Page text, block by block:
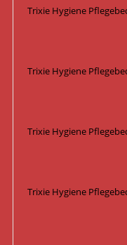
Trixie Hygiene
Trixie Hygiene
Trixie Hygiene
Trixie Hygiene